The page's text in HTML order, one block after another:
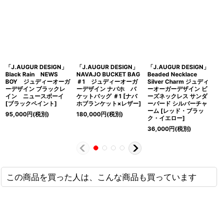
「J.AUGUR DESIGN」
Black Rain NEWS
BOY ジュディーオーガ
ーデザイン ブラックレ
イン ニュースボーイ
[ブラックペイント]
95,000円(税別)
「J.AUGUR DESIGN」
NAVAJO BUCKET BAG
＃1 ジュディーオーガ
ーデザイン ナバホ バ
ケットバッグ ＃1 [ナバ
ホブランケット×レザー]
180,000円(税別)
「J.AUGUR DESIGN」
Beaded Necklace
Silver Charm ジュディ
ーオーガーデザイン ビ
ーズネックレス サンダ
ーバード シルバーチャ
ーム [レッド・ブラッ
ク・イエロー]
36,000円(税別)
この商品を買った人は、こんな商品も買っています